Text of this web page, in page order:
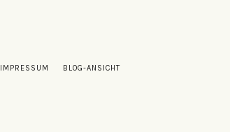
IMPRESSUM BLOG-ANSICHT